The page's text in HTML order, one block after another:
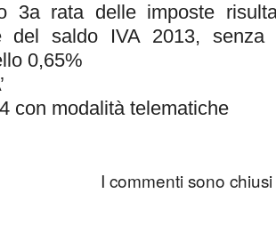
3a rata delle imposte
saldo IVA 2013, senza
0,65%
con modalità telematiche
I commenti sono chiusi